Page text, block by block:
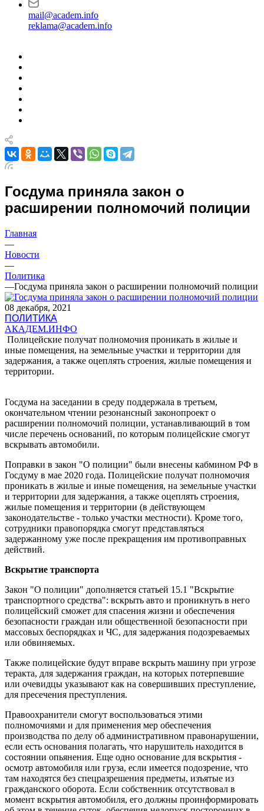
mail@academ.info
reklama@academ.info
Госдума приняла закон о
расширении полномочий полиции
Главная
—
Новости
—
Политика
—Госдума приняла закон о расширении полномочий полиции
08 декабря, 2021
ПОЛИТИКА
АКАДЕМ.ИНФО
Полицейские получат полномочия проникать в жилые и
иные помещения, на земельные участки и территории для
задержания, а также оцеплять строения, жилые помещения и
территории.
Госдума на заседании в среду поддержала в третьем,
окончательном чтении резонансный законопроект о
расширении полномочий полиции, устанавливающий в том
числе перечень оснований, по которым полицейские смогут
вскрывать автомобили.
Поправки в закон "О полиции" были внесены кабмином РФ в
Госдуму в мае 2020 года. Полицейские получат полномочия
проникать в жилые и иные помещения, на земельные участки
и территории для задержания, а также оцеплять строения,
жилые помещения и территории (в действующем
законодательстве - только участки местности). Кроме того,
сотрудники правопорядка смогут представляться
задержанному уже после прекращения им противоправных
действий.
Вскрытие транспорта
Закон "О полиции" дополняется статьей 15.1 "Вскрытие
транспортного средства": вскрыть авто и проникнуть в него
полицейский сможет для спасения жизни и обеспечения
безопасности граждан или общественной безопасности при
массовых беспорядках и ЧС, для задержания подозреваемых
или обвиняемых.
Также полицейские будут вправе вскрыть машину при угрозе
теракта, для задержания граждан, на которых потерпевшие
или очевидцы указывают как на совершивших преступление,
для пресечения преступления.
Правоохранители смогут воспользоваться этими
полномочиями и для применения мер обеспечения
производства по делу об административном правонарушении,
если есть основания полагать, что нарушитель находится в
состоянии опьянения. Еще одно основание для вскрытия -
осмотр автомобиля или груза, если имеется подозрение, что
там находятся без спецразрешения предметы, изъятые из
гражданского оборота. Если собственник отсутствовал в
момент вскрытия автомобиля, его должны проинформировать